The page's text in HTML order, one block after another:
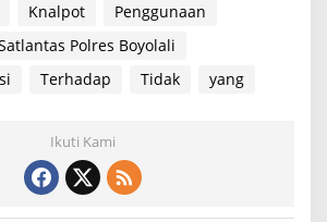
k
s
Knalpot
Penggunaan
Polres Boyolali
Terhadap Tidak yang
Ikuti Kami